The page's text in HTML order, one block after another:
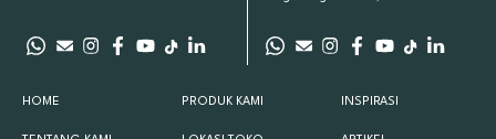
HOME PRODUK KAMI INSPIRASI